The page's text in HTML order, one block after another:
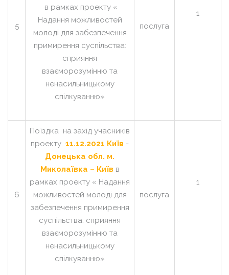
5
в рамках проекту «
Надання можливостей
молоді для забезпечення
примирення суспільства:
сприяння
взаєморозумінню та
ненасильницькому
спілкуванню»
послуга
1
6
Поїздка на захід учасників
проекту 11.12.2021 Київ -
Донецька обл. м.
Миколаївка – Київ в
рамках проекту « Надання
можливостей молоді для
забезпечення примирення
суспільства: сприяння
взаєморозумінню та
ненасильницькому
спілкуванню»
послуга
1